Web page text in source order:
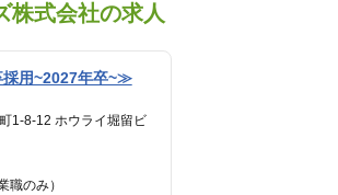
株式会社の求人
採用~2027年卒~≫
1-8-12 ホウライ堀留ビ
職のみ）